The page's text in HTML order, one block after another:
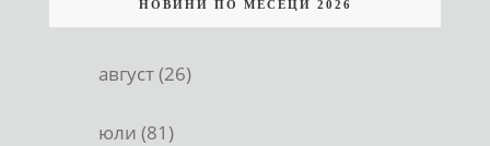
НОВИНИ ПО МЕСЕЦИ 2026
август (26)
юли (81)